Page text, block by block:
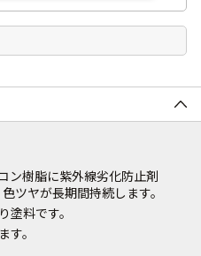
ン樹脂に紫外線劣化防止剤
ツヤが長期間持続します。
塗料です。
。